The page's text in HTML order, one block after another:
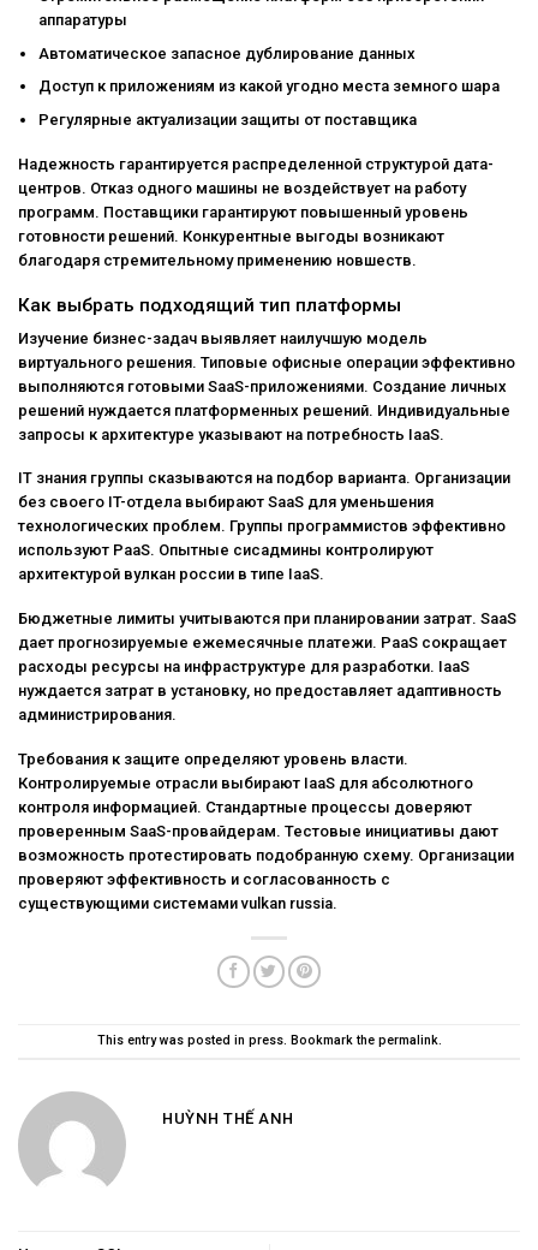
аппаратуры
Автоматическое запасное дублирование данных
Доступ к приложениям из какой угодно места земного шара
Регулярные актуализации защиты от поставщика
Надежность гарантируется распределенной структурой дата-
центров. Отказ одного машины не воздействует на работу
программ. Поставщики гарантируют повышенный уровень
готовности решений. Конкурентные выгоды возникают
благодаря стремительному применению новшеств.
Как выбрать подходящий тип платформы
Изучение бизнес-задач выявляет наилучшую модель
виртуального решения. Типовые офисные операции эффективно
выполняются готовыми SaaS-приложениями. Создание личных
решений нуждается платформенных решений. Индивидуальные
запросы к архитектуре указывают на потребность IaaS.
IT знания группы сказываются на подбор варианта. Организации
без своего IT-отдела выбирают SaaS для уменьшения
технологических проблем. Группы программистов эффективно
используют PaaS. Опытные сисадмины контролируют
архитектурой вулкан россии в типе IaaS.
Бюджетные лимиты учитываются при планировании затрат. SaaS
дает прогнозируемые ежемесячные платежи. PaaS сокращает
расходы ресурсы на инфраструктуре для разработки. IaaS
нуждается затрат в установку, но предоставляет адаптивность
администрирования.
Требования к защите определяют уровень власти.
Контролируемые отрасли выбирают IaaS для абсолютного
контроля информацией. Стандартные процессы доверяют
проверенным SaaS-провайдерам. Тестовые инициативы дают
возможность протестировать подобранную схему. Организации
проверяют эффективность и согласованность с
существующими системами vulkan russia.
This entry was posted in press. Bookmark the permalink.
HUỲNH THẾ ANH